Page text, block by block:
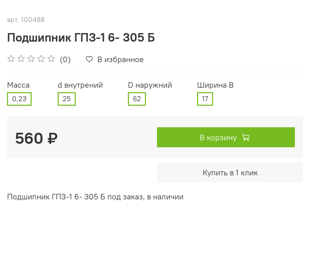
арт. 100488
Подшипник ГПЗ-1 6- 305 Б
(0) В избранное
Масса
0,23
d внутрений
25
D наружний
62
Ширина В
17
560 ₽ В корзину
Купить в 1 клик
Подшипник ГПЗ-1 6- 305 Б под заказ, в наличии